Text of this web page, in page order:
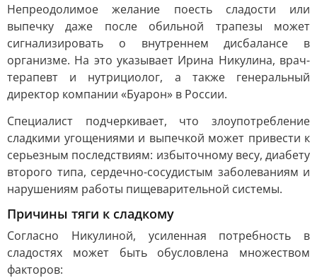
Непреодолимое желание поесть сладости или
выпечку даже после обильной трапезы может
сигнализировать о внутреннем дисбалансе в
организме. На это указывает Ирина Никулина, врач-
терапевт и нутрициолог, а также генеральный
директор компании «Буарон» в России.
Специалист подчеркивает, что злоупотребление
сладкими угощениями и выпечкой может привести к
серьезным последствиям: избыточному весу, диабету
второго типа, сердечно-сосудистым заболеваниям и
нарушениям работы пищеварительной системы.
Причины тяги к сладкому
Согласно Никулиной, усиленная потребность в
сладостях может быть обусловлена множеством
факторов: